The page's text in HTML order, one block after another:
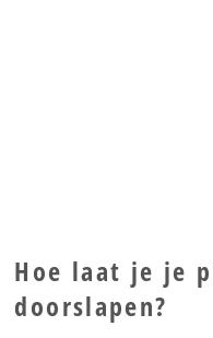
Hoe laat je je
doorslapen?